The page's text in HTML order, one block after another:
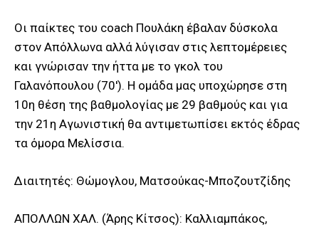
Οι παίκτες του coach Πουλάκη έβαλαν δύσκολα
στον Απόλλωνα αλλά λύγισαν στις λεπτομέρειες
και γνώρισαν την ήττα με το γκολ του
Γαλανόπουλου (70′). Η ομάδα μας υποχώρησε στη
10η θέση της βαθμολογίας με 29 βαθμούς και για
την 21η Αγωνιστική θα αντιμετωπίσει εκτός έδρας
τα όμορα Μελίσσια.
Διαιτητές: Θώμογλου, Ματσούκας-Μποζουτζίδης
ΑΠΟΛΛΩΝ ΧΑΛ. (Άρης Κίτσος): Καλλιαμπάκος,